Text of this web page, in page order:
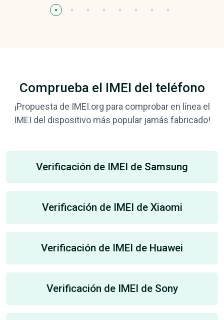
Comprueba el IMEI del teléfono
¡Propuesta de IMEI.org para comprobar en línea el
IMEI del dispositivo más popular jamás fabricado!
Verificación de IMEI de Samsung
Verificación de IMEI de Xiaomi
Verificación de IMEI de Huawei
Verificación de IMEI de Sony